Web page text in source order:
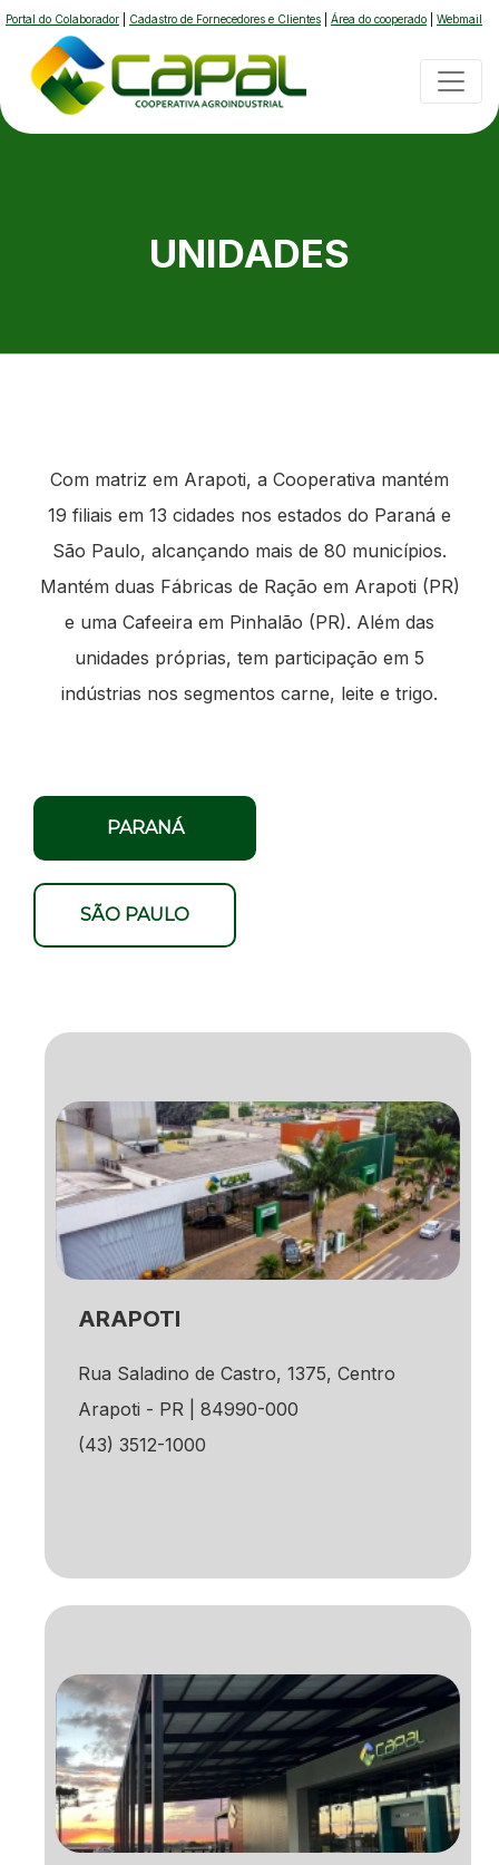
Portal do Colaborador Cadastro de Fornecedores e Clientes Área do cooperado Webmail
UNIDADES
Com matriz em Arapoti, a Cooperativa mantém
19 filiais em 13 cidades nos estados do Paraná e
São Paulo, alcançando mais de 80 municípios.
Mantém duas Fábricas de Ração em Arapoti (PR)
e uma Cafeeira em Pinhalão (PR). Além das
unidades próprias, tem participação em 5
indústrias nos segmentos carne, leite e trigo.
PARANÁ
SÃO PAULO
ARAPOTI
Rua Saladino de Castro, 1375, Centro
Arapoti - PR | 84990-000
(43) 3512-1000